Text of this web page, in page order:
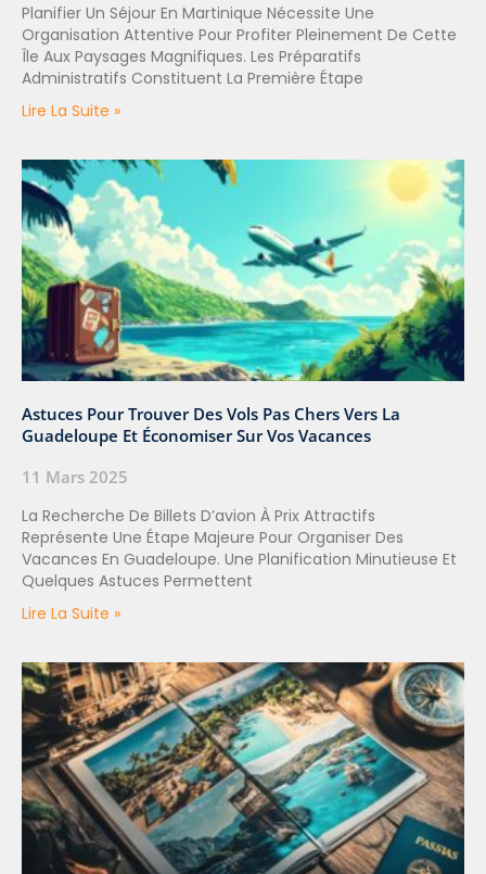
Planifier Un Séjour En Martinique Nécessite Une
Organisation Attentive Pour Profiter Pleinement De Cette
Île Aux Paysages Magnifiques. Les Préparatifs
Administratifs Constituent La Première Étape
Lire La Suite »
Astuces Pour Trouver Des Vols Pas Chers Vers La
Guadeloupe Et Économiser Sur Vos Vacances
11 Mars 2025
La Recherche De Billets D’avion À Prix Attractifs
Représente Une Étape Majeure Pour Organiser Des
Vacances En Guadeloupe. Une Planification Minutieuse Et
Quelques Astuces Permettent
Lire La Suite »